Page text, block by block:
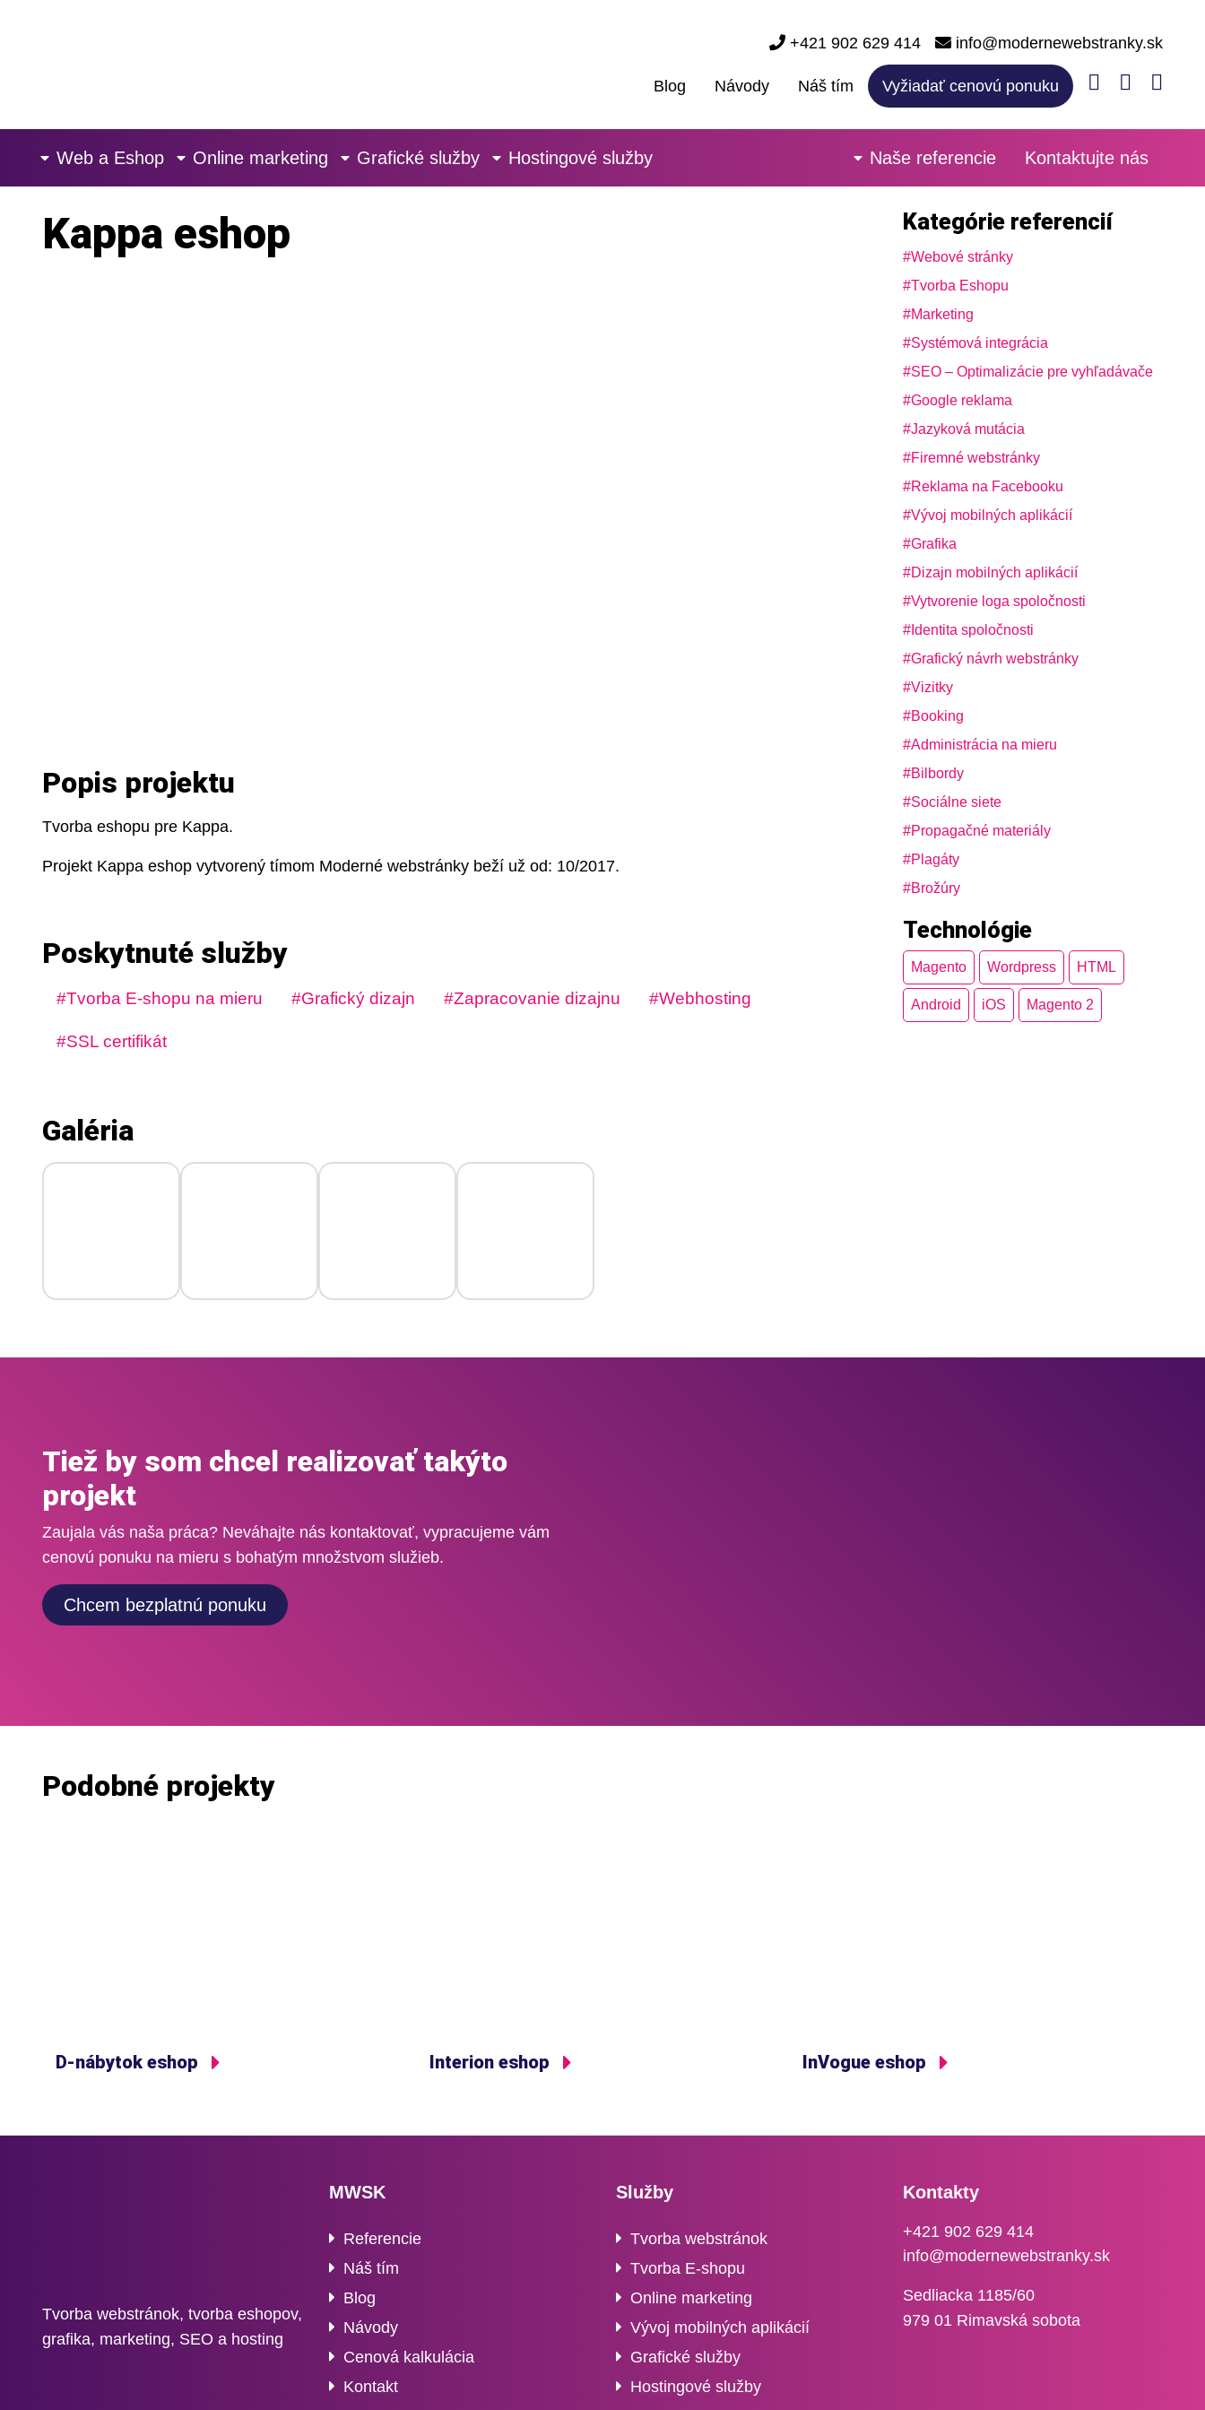
+421 902 629 414 info@modernewebstranky.sk
Blog Návody Náš tím Vyžiadať cenovú ponuku
Web a Eshop Online marketing Grafické služby Hostingové služby Kontaktujte nás
Naše referencie
Kappa eshop
Popis projektu
Tvorba eshopu pre Kappa.
Projekt Kappa eshop vytvorený tímom Moderné webstránky beží už od: 10/2017.
Poskytnuté služby
Tvorba E-shopu na mieru Grafický dizajn Zapracovanie dizajnu Webhosting
SSL certifikát
Kategórie referencií
Webové stránky
Tvorba Eshopu
Marketing
Systémová integrácia
SEO – Optimalizácie pre vyhľadávače
Google reklama
Jazyková mutácia
Firemné webstránky
Reklama na Facebooku
Vývoj mobilných aplikácií
Grafika
Dizajn mobilných aplikácií
Vytvorenie loga spoločnosti
Identita spoločnosti
Grafický návrh webstránky
Vizitky
Booking
Administrácia na mieru
Bilbordy
Sociálne siete
Propagačné materiály
Plagáty
Brožúry
Technológie
Magento Wordpress HTML
Android iOS Magento 2
Galéria
Tiež by som chcel realizovať takýto
projekt
Zaujala vás naša práca? Neváhajte nás kontaktovať, vypracujeme vám
cenovú ponuku na mieru s bohatým množstvom služieb.
Chcem bezplatnú ponuku
Podobné projekty
D-nábytok eshop Interion eshop InVogue eshop
Tvorba webstránok, tvorba eshopov,
grafika, marketing, SEO a hosting
MWSK
Referencie
Náš tím
Blog
Návody
Cenová kalkulácia
Kontakt
Služby
Tvorba webstránok
Tvorba E-shopu
Online marketing
Vývoj mobilných aplikácií
Grafické služby
Hostingové služby
Kontakty
+421 902 629 414
info@modernewebstranky.sk
Sedliacka 1185/60
979 01 Rimavská sobota